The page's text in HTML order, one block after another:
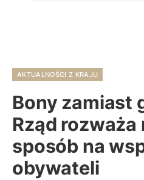
AKTUALNOŚCI Z KRAJU
Bony zamiast
Rząd rozważa
sposób na
obywateli